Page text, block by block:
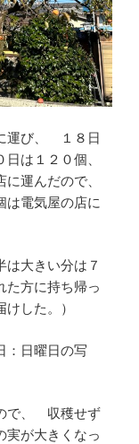
運び、 １８日
は１２０個、
運んだので、
は電気屋の店に
は大きい分は７
た方に持ち帰っ
した。）
：日曜日の写
で、 収穫せず
実が大きくなっ